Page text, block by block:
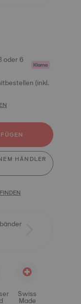
oder 6
(inkl.
HÄNDLER
Swiss
Made